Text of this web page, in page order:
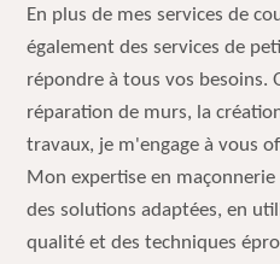
En plus de mes services de
également des services de
répondre à tous vos besoins.
réparation de murs, la
travaux, je m'engage à vous
Mon expertise en
des solutions adaptées, en
qualité et des techniques